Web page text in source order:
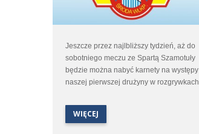
Jeszcze przez najlbliższy tydzień, aż do
sobotniego meczu ze Spartą Szamotuły
będzie można nabyć karnety na występy
naszej pierwszej drużyny w rozgrywkach
WIĘCEJ